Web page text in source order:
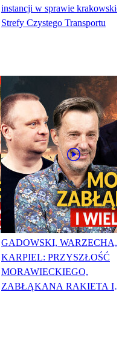
instancji w sprawie
Strefy Czystego Transportu
GADOWSKI, WARZECHA,
KARPIEL: PRZYSZŁOŚĆ
MORAWIECKIEGO,
ZABŁĄKANA RAKIETA I